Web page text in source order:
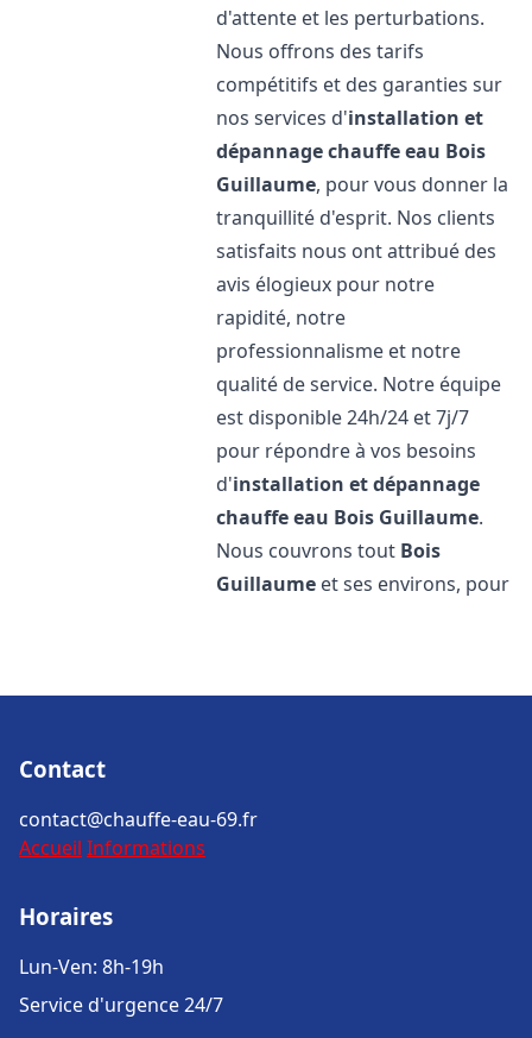
d'attente et les perturbations.
Nous offrons des tarifs
compétitifs et des garanties sur
nos services d'installation et
dépannage chauffe eau Bois
Guillaume, pour vous donner la
tranquillité d'esprit. Nos clients
satisfaits nous ont attribué des
avis élogieux pour notre
rapidité, notre
professionnalisme et notre
qualité de service. Notre équipe
est disponible 24h/24 et 7j/7
pour répondre à vos besoins
d'installation et dépannage
chauffe eau Bois Guillaume.
Nous couvrons tout Bois
Guillaume et ses environs, pour
Contact
contact@chauffe-eau-69.fr
Accueil Informations
Horaires
Lun-Ven: 8h-19h
Service d'urgence 24/7